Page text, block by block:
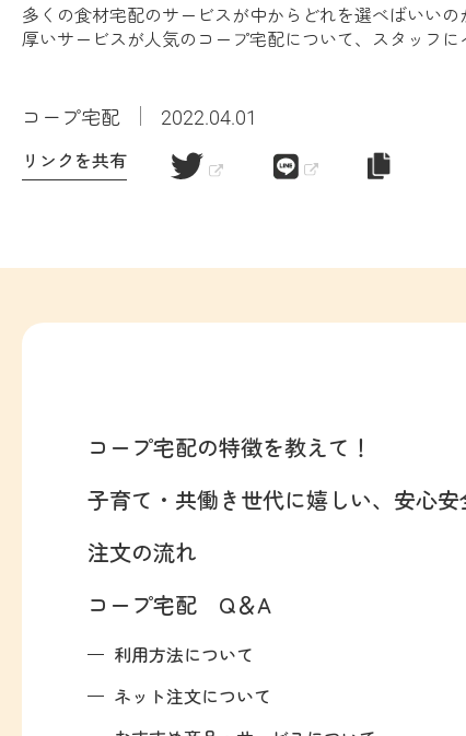
多くの食材宅配のサービスが中からどれを選べばいい
厚いサービスが人気のコープ宅配について、スタッフ
コープ宅配 2022.04.01
リンクを共有
コープ宅配の特徴を教えて！
子育て・共働き世代に嬉しい、安心
注文の流れ
コープ宅配 Q＆A
利用方法について
ネット注文について